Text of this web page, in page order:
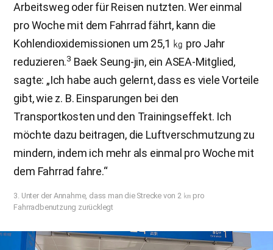
Arbeitsweg oder für Reisen nutzten. Wer einmal
pro Woche mit dem Fahrrad fährt, kann die
Kohlendioxidemissionen um 25,1 ㎏ pro Jahr
reduzieren.3 Baek Seung-jin, ein ASEA-Mitglied,
sagte: „Ich habe auch gelernt, dass es viele Vorteile
gibt, wie z. B. Einsparungen bei den
Transportkosten und den Trainingseffekt. Ich
möchte dazu beitragen, die Luftverschmutzung zu
mindern, indem ich mehr als einmal pro Woche mit
dem Fahrrad fahre.“
3. Unter der Annahme, dass man die Strecke von 2 ㎞ pro
Fahrradbenutzung zurücklegt